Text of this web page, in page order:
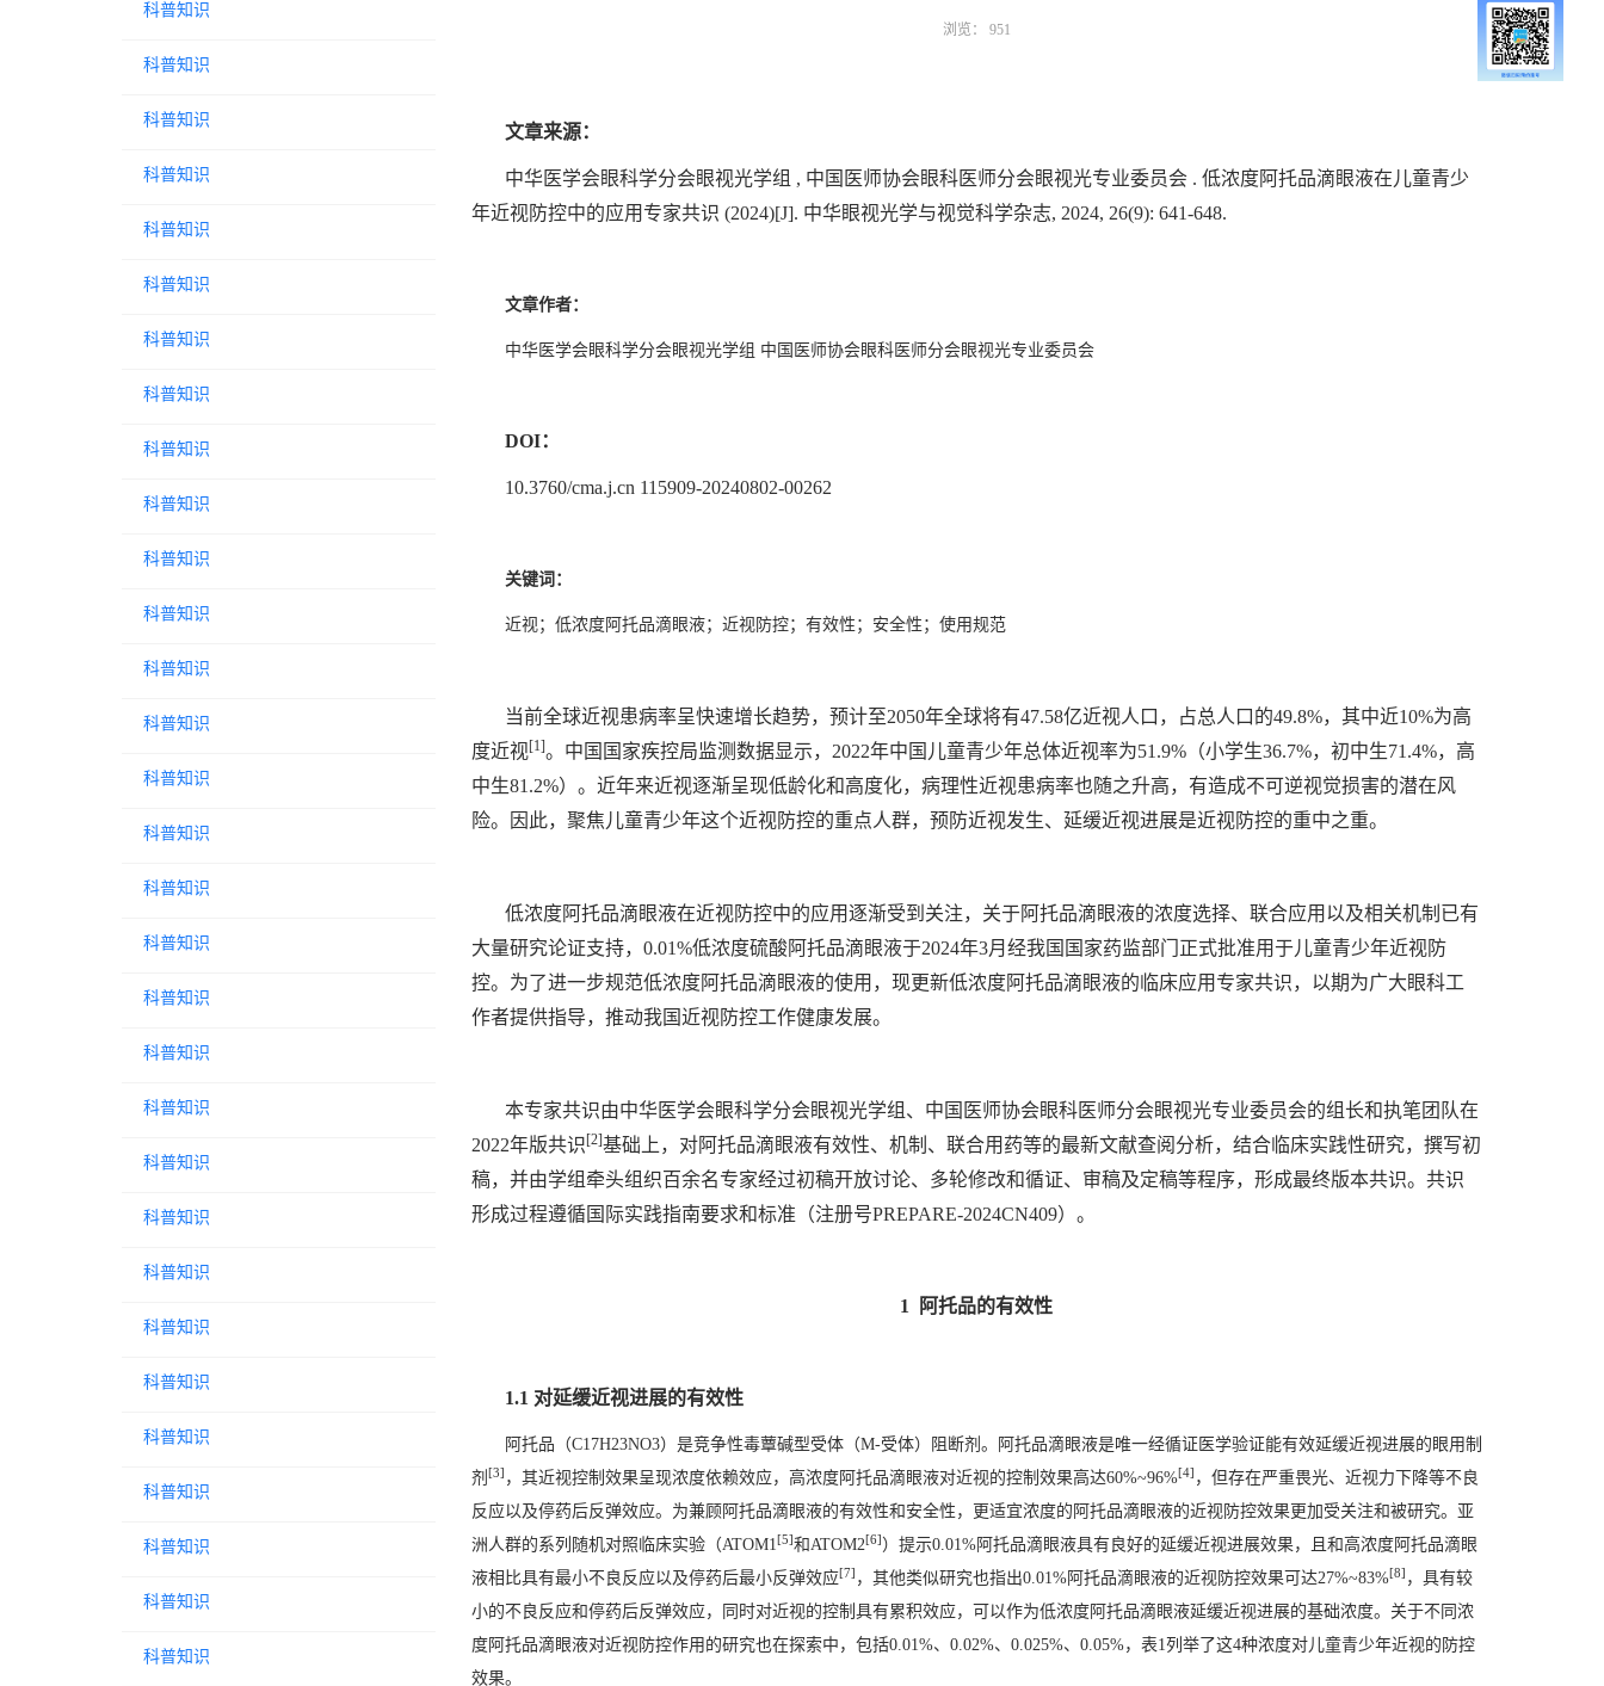
浏览： 951
文章来源：
中华医学会眼科学分会眼视光学组 , 中国医师协会眼科医师分会眼视光专业委员会 . 低浓度阿托品滴眼液在儿童青少
年近视防控中的应用专家共识 (2024)[J]. 中华眼视光学与视觉科学杂志, 2024, 26(9): 641-648.
文章作者：
中华医学会眼科学分会眼视光学组 中国医师协会眼科医师分会眼视光专业委员会
DOI：
10.3760/cma.j.cn 115909-20240802-00262
关键词：
近视；低浓度阿托品滴眼液；近视防控；有效性；安全性；使用规范
当前全球近视患病率呈快速增长趋势，预计至2050年全球将有47.58亿近视人口，占总人口的49.8%，其中近10%为高
度近视[1]。中国国家疾控局监测数据显示，2022年中国儿童青少年总体近视率为51.9%（小学生36.7%，初中生71.4%，高
中生81.2%）。近年来近视逐渐呈现低龄化和高度化，病理性近视患病率也随之升高，有造成不可逆视觉损害的潜在风
险。因此，聚焦儿童青少年这个近视防控的重点人群，预防近视发生、延缓近视进展是近视防控的重中之重。
低浓度阿托品滴眼液在近视防控中的应用逐渐受到关注，关于阿托品滴眼液的浓度选择、联合应用以及相关机制已有
大量研究论证支持，0.01%低浓度硫酸阿托品滴眼液于2024年3月经我国国家药监部门正式批准用于儿童青少年近视防
控。为了进一步规范低浓度阿托品滴眼液的使用，现更新低浓度阿托品滴眼液的临床应用专家共识，以期为广大眼科工
作者提供指导，推动我国近视防控工作健康发展。
本专家共识由中华医学会眼科学分会眼视光学组、中国医师协会眼科医师分会眼视光专业委员会的组长和执笔团队在
2022年版共识[2]基础上，对阿托品滴眼液有效性、机制、联合用药等的最新文献查阅分析，结合临床实践性研究，撰写初
稿，并由学组牵头组织百余名专家经过初稿开放讨论、多轮修改和循证、审稿及定稿等程序，形成最终版本共识。共识
形成过程遵循国际实践指南要求和标准（注册号PREPARE-2024CN409）。
1 阿托品的有效性
1.1 对延缓近视进展的有效性
阿托品（C17H23NO3）是竞争性毒蕈碱型受体（M-受体）阻断剂。阿托品滴眼液是唯一经循证医学验证能有效延缓近视进展的眼用制
剂 [3] ，其近视控制效果呈现浓度依赖效应，高浓度阿托品滴眼液对近视的控制效果高达60%~96%[4] ，但存在严重畏光、近视力下降等不良
反应以及停药后反弹效应。为兼顾阿托品滴眼液的有效性和安全性，更适宜浓度的阿托品滴眼液的近视防控效果更加受关注和被研究。亚
洲人群的系列随机对照临床实验（ATOM1[5]和ATOM2[6] ）提示0.01%阿托品滴眼液具有良好的延缓近视进展效果，且和高浓度阿托品滴眼
液相比具有最小不良反应以及停药后最小反弹效应[7] ，其他类似研究也指出0.01%阿托品滴眼液的近视防控效果可达27%~83%[8] ，具有较
小的不良反应和停药后反弹效应，同时对近视的控制具有累积效应，可以作为低浓度阿托品滴眼液延缓近视进展的基础浓度。关于不同浓
度阿托品滴眼液对近视防控作用的研究也在探索中，包括0.01%、0.02%、0.025%、0.05%，表1列举了这4种浓度对儿童青少年近视的防控
效果。
科普知识
科普知识
科普知识
科普知识
科普知识
科普知识
科普知识
科普知识
科普知识
科普知识
科普知识
科普知识
科普知识
科普知识
科普知识
科普知识
科普知识
科普知识
科普知识
科普知识
科普知识
科普知识
科普知识
科普知识
科普知识
科普知识
科普知识
科普知识
科普知识
科普知识
科普知识